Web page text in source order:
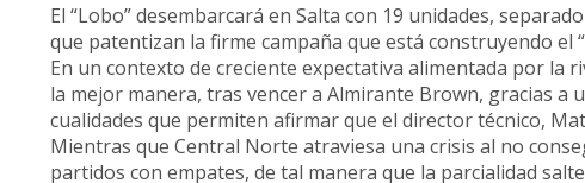
El “Lobo” desembarcará en Salta con 19 unidades,
que patentizan la firme campaña que está construyendo el
En un contexto de creciente expectativa alimentada por la
la mejor manera, tras vencer a Almirante Brown, gracias
cualidades que permiten afirmar que el director técnico,
Mientras que Central Norte atraviesa una crisis al no
partidos con empates, de tal manera que la parcialidad